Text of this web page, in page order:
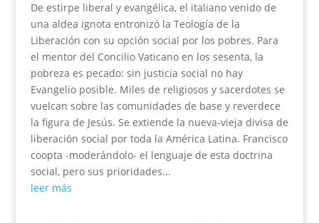
De estirpe liberal y evangélica, el italiano venido de
una aldea ignota entronizó la Teología de la
Liberación con su opción social por los pobres. Para
el mentor del Concilio Vaticano en los sesenta, la
pobreza es pecado: sin justicia social no hay
Evangelio posible. Miles de religiosos y sacerdotes se
vuelcan sobre las comunidades de base y reverdece
la figura de Jesús. Se extiende la nueva-vieja divisa de
liberación social por toda la América Latina. Francisco
coopta -moderándolo- el lenguaje de esta doctrina
social, pero sus prioridades...
leer más